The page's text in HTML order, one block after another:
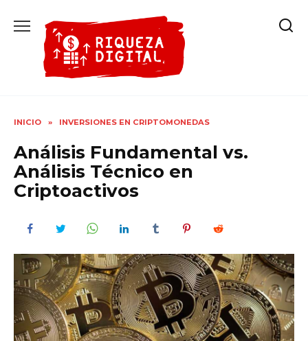
contenido
INICIO » INVERSIONES EN CRIPTOMONEDAS
Análisis Fundamental vs.
Análisis Técnico en
Criptoactivos